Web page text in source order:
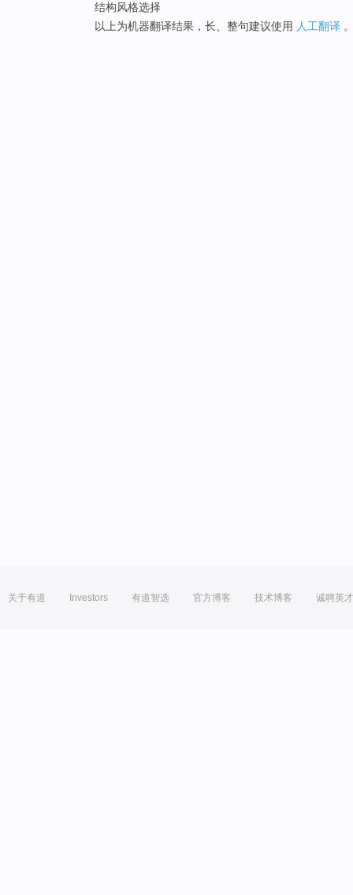
结构风格选择
以上为机器翻译结果，长、整句建议使用 人工翻译
关于有道 Investors 有道智选 官方博客 技术博客 诚聘英才